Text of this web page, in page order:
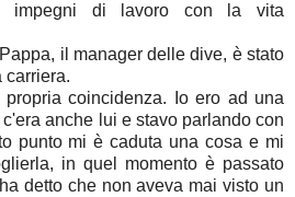
impegni di lavoro con la vita
il manager delle dive, è stato
carriera.
coincidenza. Io ero ad una
anche lui e stavo parlando con
punto mi è caduta una cosa e mi
in quel momento è passato
detto che non aveva mai visto un